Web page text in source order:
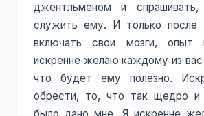
джентльменом и
служить ему. И только после
включать свои мозги, опыт
искренне желаю каждому из
что будет ему полезно.
обрести, то, что так щедро и
было дано мне. Я искренне